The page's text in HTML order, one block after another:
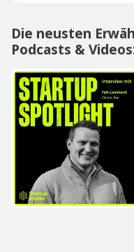
Die neusten
Podcasts &